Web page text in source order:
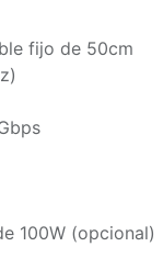
fijo de 50cm
100W (opcional)